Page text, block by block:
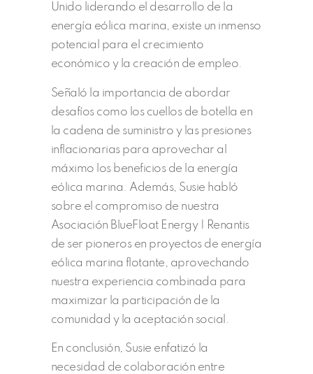
Unido liderando el desarrollo de la
energía eólica marina, existe un inmenso
potencial para el crecimiento
económico y la creación de empleo.
Señaló la importancia de abordar
desafíos como los cuellos de botella en
la cadena de suministro y las presiones
inflacionarias para aprovechar al
máximo los beneficios de la energía
eólica marina. Además, Susie habló
sobre el compromiso de nuestra
Asociación BlueFloat Energy | Renantis
de ser pioneros en proyectos de energía
eólica marina flotante, aprovechando
nuestra experiencia combinada para
maximizar la participación de la
comunidad y la aceptación social.
En conclusión, Susie enfatizó la
necesidad de colaboración entre